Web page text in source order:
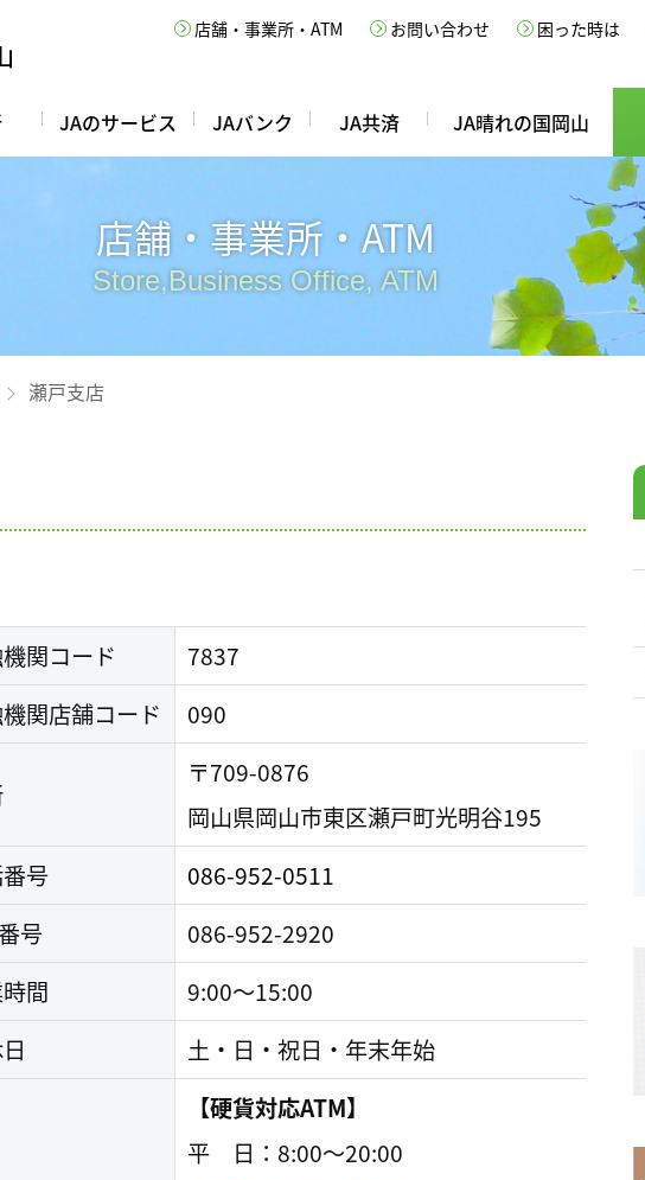
JAのサービス JAバンク JA共済 JA晴れの国岡山
店舗・事業所・ATM お問い合わせ 困った時は
店舗・事業所・ATM
Store,Business Office, ATM
瀬戸支店
関コード
7837
関店舗コード
090
〒709-0876
岡山県岡山市東区瀬戸町光明谷195
号
086-952-0511
号
086-952-2920
間
9:00～15:00
土・日・祝日・年末年始
【硬貨対応ATM】
平 日：8:00〜20:00